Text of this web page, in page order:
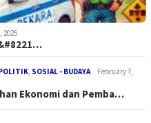
2025
, SOSIAL - BUDAYA
February 7,
Ekonomi dan Pemba…